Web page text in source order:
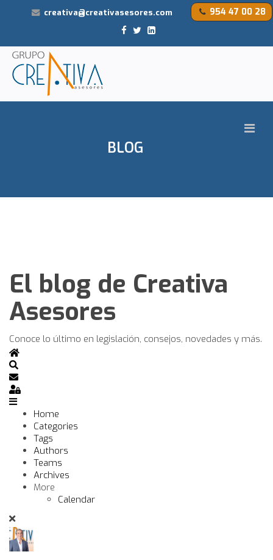
954 47 00 28
creativa@creativasesores.com
BLOG
El blog de Creativa
Asesores
Conoce lo último en legislación, consejos, novedades y más.
Home
Search
Subscribe to blog
Sign In
Home
Categories
Tags
Authors
Teams
Archives
More
Calendar